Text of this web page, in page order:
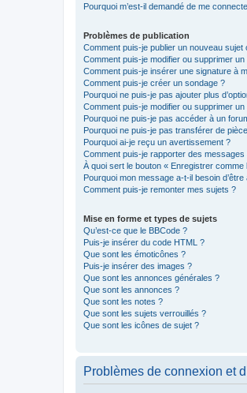
Pourquoi m’est-il demandé de me
Problèmes de publication
Comment puis-je publier un nouveau sujet
Comment puis-je modifier ou supprimer
Comment puis-je insérer une signature à
Comment puis-je créer un sondage ?
Pourquoi ne puis-je pas ajouter plus
Comment puis-je modifier ou supprimer un
Pourquoi ne puis-je pas accéder à un
Pourquoi ne puis-je pas transférer de
Pourquoi ai-je reçu un avertissement ?
Comment puis-je rapporter des
À quoi sert le bouton « Enregistrer comme
Pourquoi mon message a-t-il besoin
Comment puis-je remonter mes sujets ?
Mise en forme et types de sujets
Qu’est-ce que le BBCode ?
Puis-je insérer du code HTML ?
Que sont les émoticônes ?
Puis-je insérer des images ?
Que sont les annonces générales ?
Que sont les annonces ?
Que sont les notes ?
Que sont les sujets verrouillés ?
Que sont les icônes de sujet ?
Problèmes de connexion et